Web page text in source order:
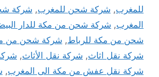
للمغرب, شركة شحن للمغرب, شركة
المغرب, شركة شحن من مكة للدار
شحن من مكة للرباط, شركة شحن من
شركة نقل اثاث, شركة نقل الأثاث,
شركة نقل عفش من مكة الى المغرب,